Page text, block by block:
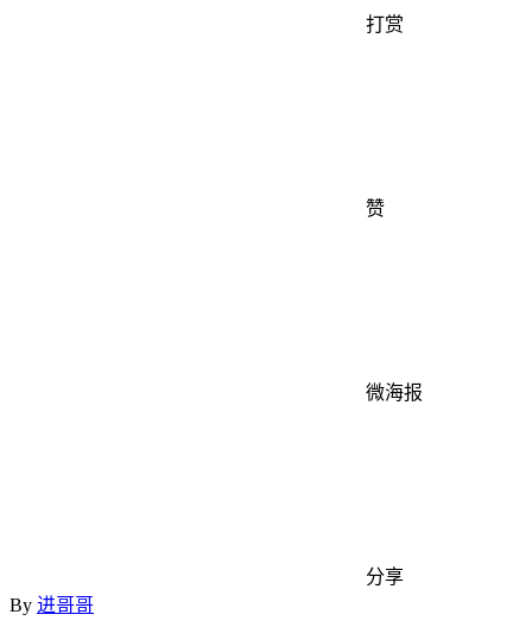
打赏
赞
微海报
分享
By 进哥哥